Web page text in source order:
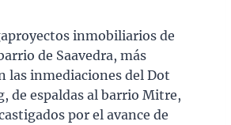
inmobiliarios de
de Saavedra, más
las inmediaciones del Dot
de espaldas al barrio Mitre,
por el avance de